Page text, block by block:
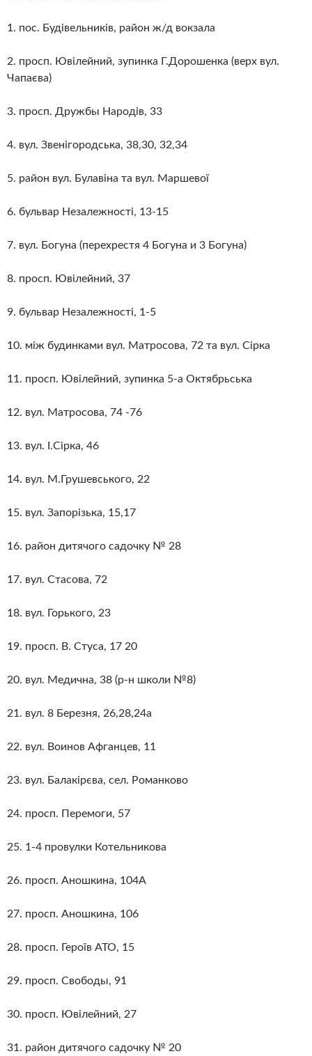
1. пос. Будівельників, район ж/д вокзала
2. просп. Ювілейний, зупинка Г.Дорошенка (верх вул.
Чапаєва)
3. просп. Дружбы Народів, 33
4. вул. Звенігородська, 38,30, 32,34
5. район вул. Булавіна та вул. Маршевої
6. бульвар Незалежності, 13-15
7. вул. Богуна (перехрестя 4 Богуна и 3 Богуна)
8. просп. Ювілейний, 37
9. бульвар Незалежності, 1-5
10. між будинками вул. Матросова, 72 та вул. Сірка
11. просп. Ювілейний, зупинка 5-а Октябрьська
12. вул. Матросова, 74 -76
13. вул. І.Сірка, 46
14. вул. М.Грушевського, 22
15. вул. Запорізька, 15,17
16. район дитячого садочку № 28
17. вул. Стасова, 72
18. вул. Горького, 23
19. просп. В. Стуса, 17 20
20. вул. Медична, 38 (р-н школи №8)
21. вул. 8 Березня, 26,28,24а
22. вул. Воинов Афганцев, 11
23. вул. Балакірєва, сел. Романково
24. просп. Перемоги, 57
25. 1-4 провулки Котельникова
26. просп. Аношкина, 104А
27. просп. Аношкина, 106
28. просп. Героїв АТО, 15
29. просп. Свободы, 91
30. просп. Ювілейний, 27
31. район дитячого садочку № 20